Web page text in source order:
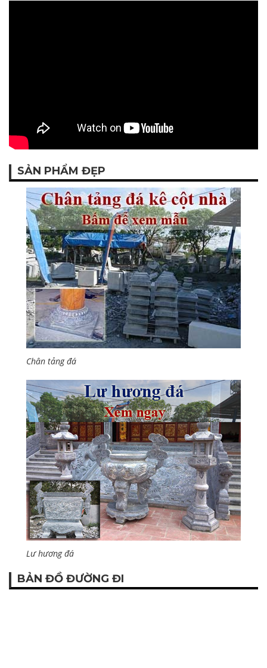
SẢN PHẨM ĐẸP
Chân tảng đá
Lư hương đá
BẢN ĐỒ ĐƯỜNG ĐI